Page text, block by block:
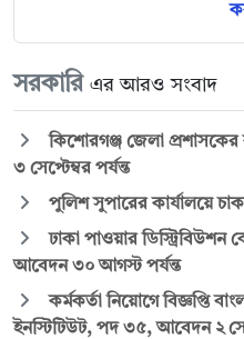
সরকারি এর আরও সংবাদ
কিশোরগঞ্জ জেলা
৩ সেপ্টেম্বর পর্যন্ত
পুলিশ সুপারের কার্যালয়ে
ঢাকা পাওয়ার ডিস্ট্রিবিউশন
আবেদন ৩০ আগস্ট পর্যন্ত
কর্মকর্তা নিয়োগে বিজ্ঞপ্তি
ইনস্টিটিউট, পদ ৩৫, আবেদন ২